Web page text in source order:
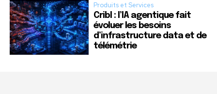
Produits et Services
Cribl : l’IA agentique fait
évoluer les besoins
d’infrastructure data et de
télémétrie